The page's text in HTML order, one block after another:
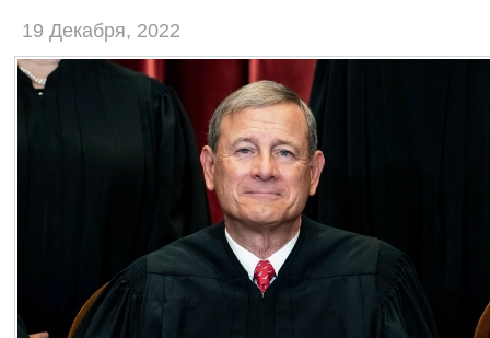
19 Декабря, 2022